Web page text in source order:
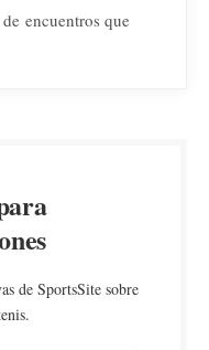
encuentros que
de SportsSite sobre